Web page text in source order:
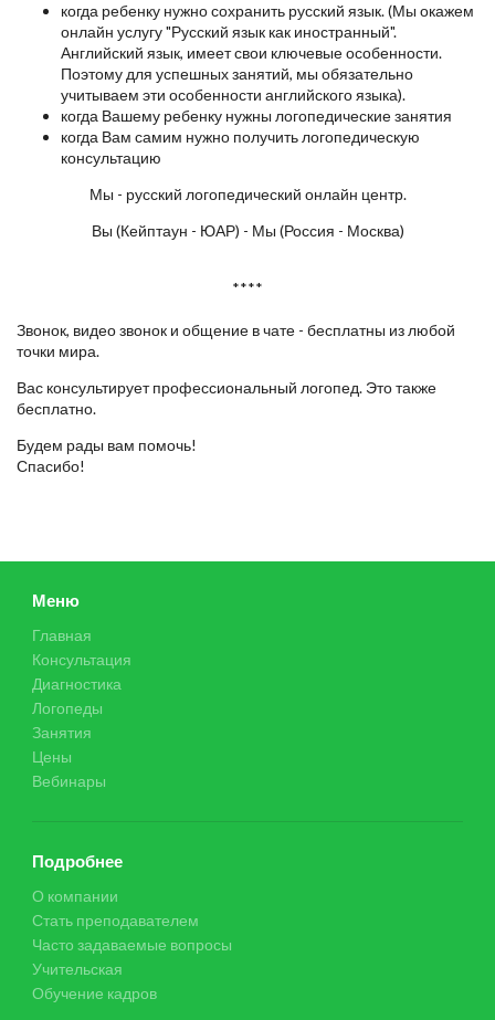
когда ребенку нужно сохранить русский язык. (Мы окажем
онлайн услугу "Русский язык как иностранный".
Английский язык, имеет свои ключевые особенности.
Поэтому для успешных занятий, мы обязательно
учитываем эти особенности английского языка).
когда Вашему ребенку нужны логопедические занятия
когда Вам самим нужно получить логопедическую
консультацию
Мы - русский логопедический онлайн центр.
Вы (Кейптаун - ЮАР) - Мы (Россия - Москва)
****
Звонок, видео звонок и общение в чате - бесплатны из любой
точки мира.
Вас консультирует профессиональный логопед. Это также
бесплатно.
Будем рады вам помочь!
Спасибо!
Меню
Главная
Консультация
Диагностика
Логопеды
Занятия
Цены
Вебинары
Подробнее
О компании
Стать преподавателем
Часто задаваемые вопросы
Учительская
Обучение кадров